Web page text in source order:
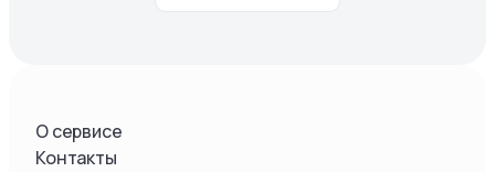
О сервисе
Контакты